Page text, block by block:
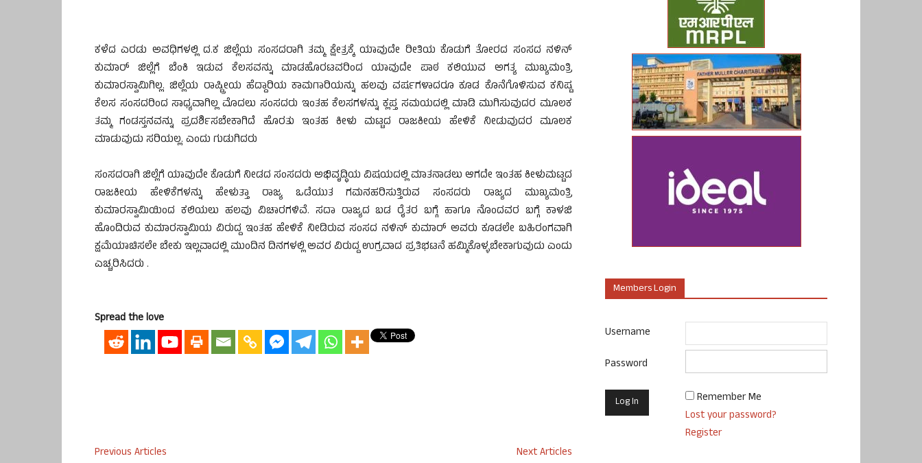
ಕಳೆದ ಎರಡು ಅವಧಿಗಳಲ್ಲಿ ದ.ಕ ಜಿಲ್ಲೆಯ ಸಂಸದರಾಗಿ ತಮ್ಮ ಕ್ಷೇತ್ರಕ್ಕೆ ಯಾವುದೇ ರೀತಿಯ ಕೊಡುಗೆ ತೋರದ ಸಂಸದ ನಳಿನ್
ಕುಮಾರ್ ಜಿಲ್ಲೆಗೆ ಬೆಂಕಿ ಇಡುವ ಕೆಲಸವನ್ನು ಮಾಡಹೊರಟವರಿಂದ ಯಾವುದೇ ಪಾಠ ಕಲಿಯುವ ಅಗತ್ಯ ಮುಖ್ಯಮಂತ್ರಿ
ಕುಮಾರಸ್ವಾಮಿಗಿಲ್ಲ. ಜಿಲ್ಲೆಯ ರಾಷ್ಟ್ರೀಯ ಹೆದ್ದಾರಿಯ ಕಾಮಗಾರಿಯನ್ನು ಹಲವು ವರ್ಷಗಳಾದರೂ ಕೂಡ ಕೊನೆಗೊಳಿಸುವ ಕನಿಷ್ಟ
ಕೆಲಸ ಸಂಸದರಿಂದ ಸಾಧ್ಯವಾಗಿಲ್ಲ ಮೊದಲು ಸಂಸದರು ಇಂತಹ ಕೆಲಸಗಳನ್ನು ಕ್ಲಪ್ತ ಸಮಯದಲ್ಲಿ ಮಾಡಿ ಮುಗಿಸುವುದರ ಮೂಲಕ
ತಮ್ಮ ಗಂಡಸ್ತನವನ್ನು ಪ್ರದರ್ಶಿಸಬೇಕಾಗಿದೆ ಹೊರತು ಇಂತಹ ಕೀಳು ಮಟ್ಟದ ರಾಜಕೀಯ ಹೇಳಿಕೆ ನೀಡುವುದರ ಮೂಲಕ
ಮಾಡುವುದು ಸರಿಯಲ್ಲ. ಎಂದು ಗುಡುಗಿದರು
ಸಂಸದರಾಗಿ ಜಿಲ್ಲೆಗೆ ಯಾವುದೇ ಕೊಡುಗೆ ನೀಡದ ಸಂಸದರು ಅಭಿವೃದ್ಧಿಯ ವಿಷಯದಲ್ಲಿ ಮಾತನಾಡಲು ಆಗದೇ ಇಂತಹ ಕೀಳುಮಟ್ಟದ
ರಾಜಕೀಯ ಹೇಳಿಕೆಗಳನ್ನು ಹೇಳುತ್ತಾ ರಾಜ್ಯ ಒಡೆಯುತ ಗಮನಹರಿಸುತ್ತಿರುವ ಸಂಸದರು ರಾಜ್ಯದ ಮುಖ್ಯಮಂತ್ರಿ
ಕುಮಾರಸ್ವಾಮಿಯಿಂದ ಕಲಿಯಲು ಹಲವು ವಿಚಾರಗಳಿವೆ. ಸದಾ ರಾಜ್ಯದ ಬಡ ರೈತರ ಬಗ್ಗೆ ಹಾಗೂ ನೊಂದವರ ಬಗ್ಗೆ ಕಾಳಜಿ
ಹೊಂದಿರುವ ಕುಮಾರಸ್ವಾಮಿಯ ವಿರುದ್ದ ಇಂತಹ ಹೇಳಿಕೆ ನೀಡಿರುವ ಸಂಸದ ನಳಿನ್ ಕುಮಾರ್ ಅವರು ಕೂಡಲೇ ಬಹಿರಂಗವಾಗಿ
ಕ್ಷಮೆಯಾಚಿಸಲೇ ಬೇಕು ಇಲ್ಲವಾದಲ್ಲಿ ಮುಂದಿನ ದಿನಗಳಲ್ಲಿ ಅವರ ವಿರುದ್ದ ಉಗ್ರವಾದ ಪ್ರತಿಭಟನೆ ಹಮ್ಮಿಕೊಳ್ಳಬೇಕಾಗುವುದು ಎಂದು
ಎಚ್ಚರಿಸಿದರು .
Spread the love
Previous Articles
Next Articles
Members Login
Username
Password
Remember Me
Lost your password?
Register